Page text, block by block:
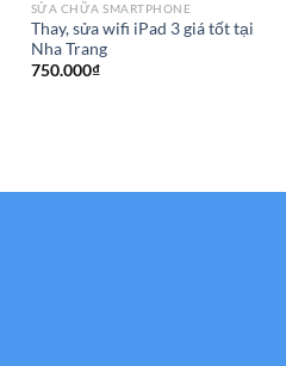
SỬA CHỮA SMARTPHONE
Thay, sửa wifi iPad 3 giá tốt tại
Nha Trang
750.000₫